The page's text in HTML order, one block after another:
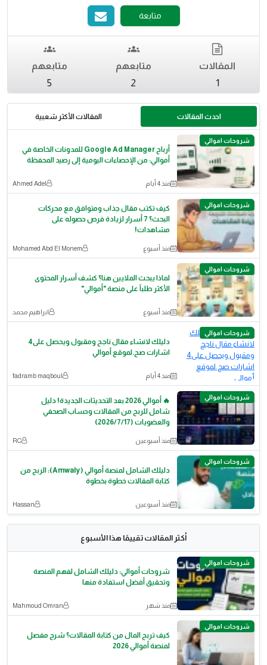
متابعة
المقالات
1
متابعهم
2
متابعهم
5
احدث المقالات المقالات الأكثر شعبية
شروحات اموالي
أرباح Google Ad Manager للمدونات الخاصة في
أموالي: من الإحصاءات اليومية إلى رصيد المحفظة
منذ 4 أيام Ahmed Adel
شروحات اموالي
كيف تكتب مقال جذاب ومتوافق مع محركات
البحث؟ 7 أسرار لزيادة فرص حصوله على
مشاهدات!
منذ أسبوع Mohamed Abd El Monem
شروحات اموالي
لماذا يبحث الملايين هنا؟ كشف أسرار المحتوى
الأكثر طلباً على منصة "أموالي"
منذ أسبوع ابراهيم محمد
شروحات اموالي
دليلك لانشاء مقال ناجح ومقبول ويحصل على4
اشارات صح.لموقع أموالي
منذ 4 أيام fadramb maqboul
شروحات اموالي
🔥 أموالي 2026 بعد التحديثات الجديدة! دليل
شامل للربح من المقالات وحساب الصحفي
والعضويات (2026/7/17)
منذ أسبوعين RC
شروحات اموالي
دليلك الشامل لمنصة أموالي (Amwaly): الربح من
كتابة المقالات خطوة بخطوة
منذ أسبوعين Hassan
أكثر المقالات تقييمًا هذا الأسبوع
شروحات اموالي
شروحات أموالي: دليلك الشامل لفهم المنصة
وتحقيق أفضل استفادة منها
منذ شهر Mahmoud Omran
شروحات اموالي
كيف تربح المال من كتابة المقالات؟ شرح مفصل
لمنصة أموالي 2026